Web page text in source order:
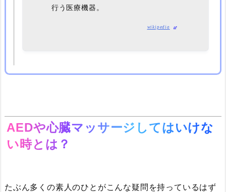
行う医療機器。
wikipedia
AEDや心臓マッサージしてはいけな
い時とは？
たぶん多くの素人のひとがこんな疑問を持っているはず